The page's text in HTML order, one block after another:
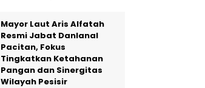
Mayor Laut Aris Alfatah
Resmi Jabat Danlanal
Pacitan, Fokus
Tingkatkan Ketahanan
Pangan dan Sinergitas
Wilayah Pesisir